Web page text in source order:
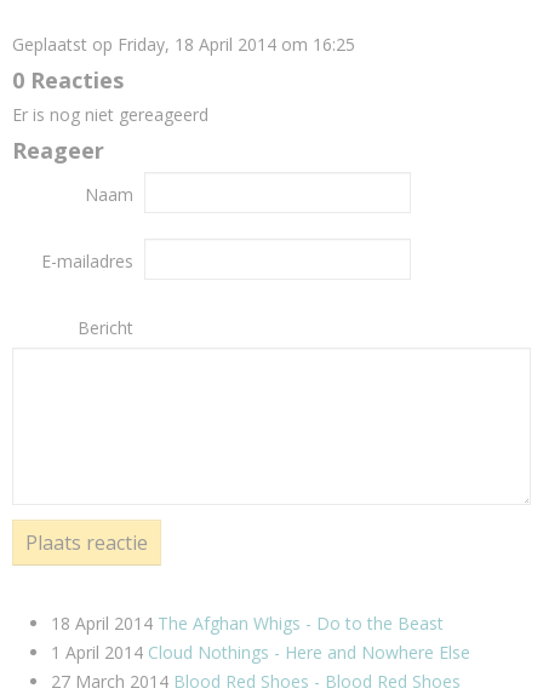
Geplaatst op Friday, 18 April 2014 om 16:25
0 Reacties
Er is nog niet gereageerd
Reageer
Naam
E-mailadres
Bericht
Plaats reactie
18 April 2014 The Afghan Whigs - Do to the Beast
1 April 2014 Cloud Nothings - Here and Nowhere Else
27 March 2014 Blood Red Shoes - Blood Red Shoes